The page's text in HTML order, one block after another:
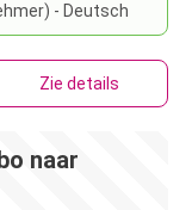
- Deutsch
Zie details
naar